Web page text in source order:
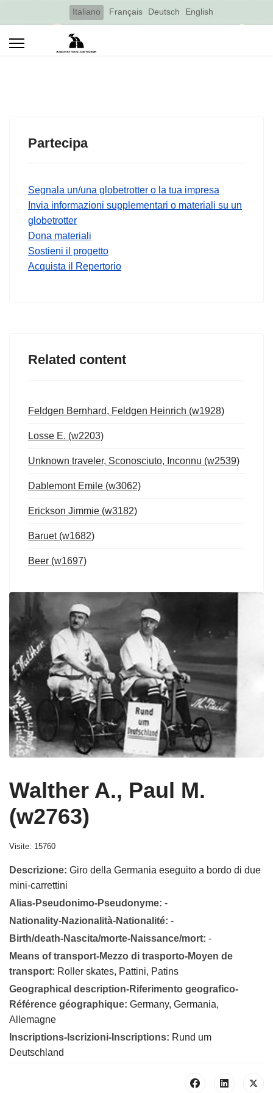
Select your language
Italiano Français Deutsch English
Partecipa
Segnala un/una globetrotter o la tua impresa
Invia informazioni supplementari o materiali su un
globetrotter
Dona materiali
Sostieni il progetto
Acquista il Repertorio
Related content
Feldgen Bernhard, Feldgen Heinrich (w1928)
Losse E. (w2203)
Unknown traveler, Sconosciuto, Inconnu (w2539)
Dablemont Emile (w3062)
Erickson Jimmie (w3182)
Baruet (w1682)
Beer (w1697)
Walther A., Paul M.
(w2763)
Visite: 15760
Descrizione: Giro della Germania eseguito a bordo di due
mini-carrettini
Alias-Pseudonimo-Pseudonyme: -
Nationality-Nazionalità-Nationalité: -
Birth/death-Nascita/morte-Naissance/mort: -
Means of transport-Mezzo di trasporto-Moyen de
transport: Roller skates, Pattini, Patins
Geographical description-Riferimento geografico-
Référence géographique: Germany, Germania,
Allemagne
Inscriptions-Iscrizioni-Inscriptions: Rund um
Deutschland